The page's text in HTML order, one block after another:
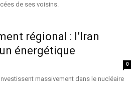
de ses voisins.
régional : l’Iran
énergétique
0
massivement dans le nucléaire